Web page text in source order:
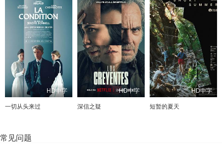
HD中字
一切从头来过
HD中字
深信之疑
HD中字
短暂的夏天
常见问题